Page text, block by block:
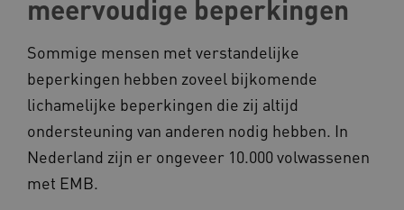
meervoudige beperkingen
Sommige mensen met verstandelijke
beperkingen hebben zoveel bijkomende
lichamelijke beperkingen die zij altijd
ondersteuning van anderen nodig hebben. In
Nederland zijn er ongeveer 10.000 volwassenen
met EMB.